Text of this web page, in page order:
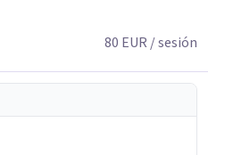
80 EUR / sesión